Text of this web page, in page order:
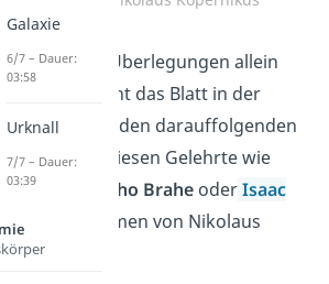
Kopernikus‘ Überlegungen allein
noch nicht das Blatt in der
Erst in den darauffolgenden
bewiesen Gelehrte wie
Galilei
Tycho Braheoder Isaac
die Annahmen von Nikolaus
Galaxie
6/7 – Dauer:
03:58
Urknall
7/7 – Dauer:
03:39